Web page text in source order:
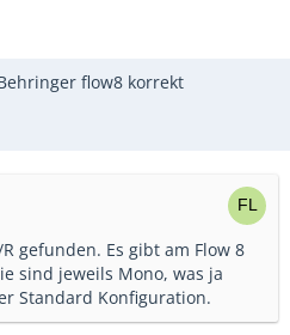
flow8 korrekt
R gefunden. Es gibt am Flow 8
sind jeweils Mono, was ja
Standard Konfiguration.